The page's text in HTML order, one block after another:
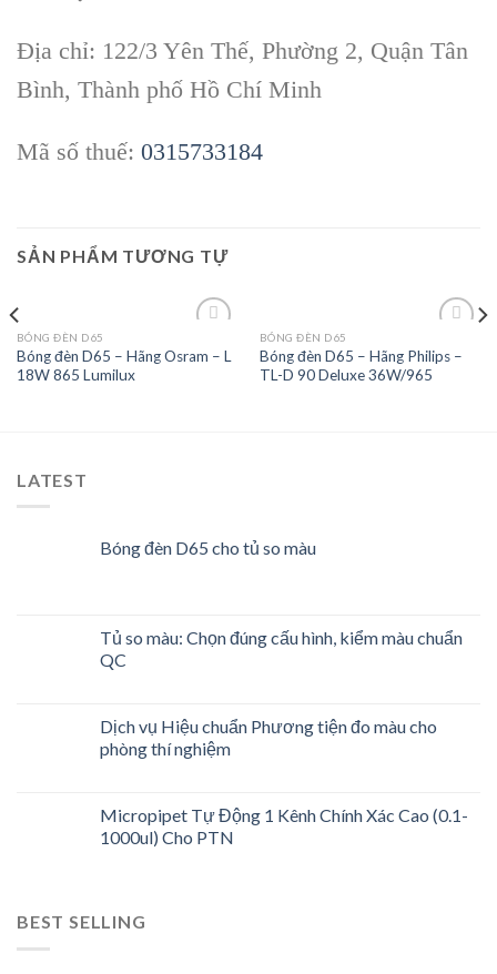
Địa chỉ: 122/3 Yên Thế, Phường 2, Quận Tân
Bình, Thành phố Hồ Chí Minh
Mã số thuế: 0315733184
SẢN PHẨM TƯƠNG TỰ
BÓNG ĐÈN D65
Bóng đèn D65 – Hãng Osram – L
18W 865 Lumilux
Add to
BÓNG ĐÈN D65
Bóng đèn D65 – Hãng Philips –
TL-D 90 Deluxe 36W/965
LATEST
Bóng đèn D65 cho tủ so màu
Tủ so màu: Chọn đúng cấu hình, kiểm màu chuẩn
QC
Dịch vụ Hiệu chuẩn Phương tiện đo màu cho
phòng thí nghiệm
Micropipet Tự Động 1 Kênh Chính Xác Cao (0.1-
1000ul) Cho PTN
BEST SELLING